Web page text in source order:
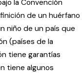
la Convención
de un huérfano
niño de un país que
(países de la
tiene garantías
tiene algunos